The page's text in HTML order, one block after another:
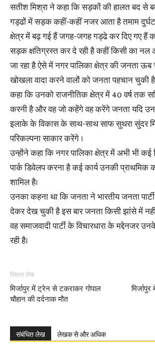
सतीश मिश्रा ने कहा कि सड़कों की हालत बद से
गड्ढों में सड़क कहीं-कहीं नजर आता है तमाम
क्षेत्र में बढ़ गई हैं जगह-जगह गड्ढे कर दिए गए हैं
सड़क क्षतिग्रस्त कर दे रही है कहीं किसी का नल
जा रहा है ऐसे में नगर पालिका क्षेत्र की जनता ऊब
खोखला वादा करने वालों को जनता पहचान चुकी
कहा कि उनको राजनीतिक क्षेत्र में 40 वर्ष तक
करनी है और वह जो कहेंगे वह करेंगे जनता यदि
इलाके के विकास के साथ-साथ साफ सुथरा सुंदर
परिकल्पना साकार करेंगे ।
उन्होंने कहा कि नगर पालिका क्षेत्र में अभी भी
पार्क डिवेलप करना है कई कार्य उनकी प्राथमिक
शामिल है।
उनका कहना था कि जनता ने भारतीय जनता
देकर देख चुकी है इस बार जनता किसी झांसे में
वह समाजवादी पार्टी के विचारधारा के
रही है।
पिछला लेख
मिर्जापुर में ट्रेन से टकराकर गोपाल
चौहान की दर्दनाक मौत
संबंधित लेख लेखक से और अधिक